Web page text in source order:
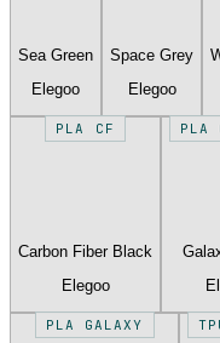
Sea Green
Elegoo
Space Grey
Elegoo
PLA CF
Carbon Fiber Black
Elegoo
PLA
PLA GALAXY